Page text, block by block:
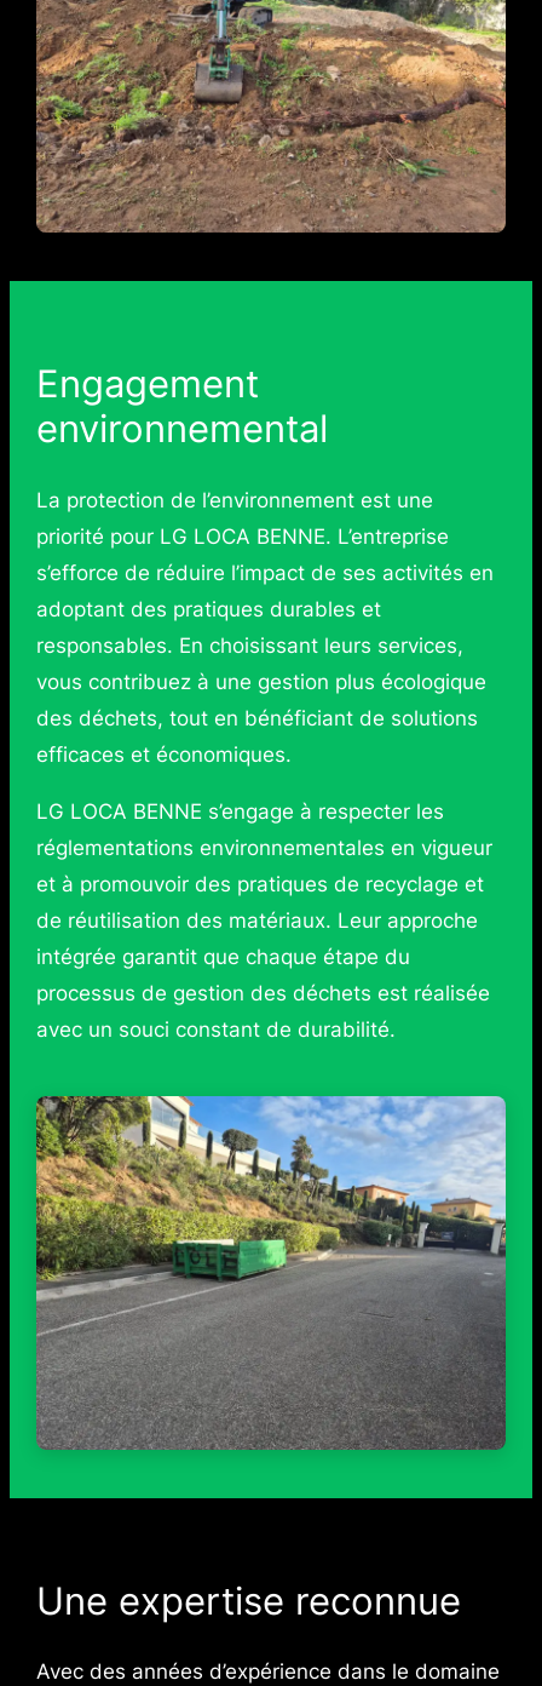
Engagement
environnemental
La protection de l’environnement est une
priorité pour LG LOCA BENNE. L’entreprise
s’efforce de réduire l’impact de ses activités en
adoptant des pratiques durables et
responsables. En choisissant leurs services,
vous contribuez à une gestion plus écologique
des déchets, tout en bénéficiant de solutions
efficaces et économiques.
LG LOCA BENNE s’engage à respecter les
réglementations environnementales en vigueur
et à promouvoir des pratiques de recyclage et
de réutilisation des matériaux. Leur approche
intégrée garantit que chaque étape du
processus de gestion des déchets est réalisée
avec un souci constant de durabilité.
Une expertise reconnue
Avec des années d’expérience dans le domaine